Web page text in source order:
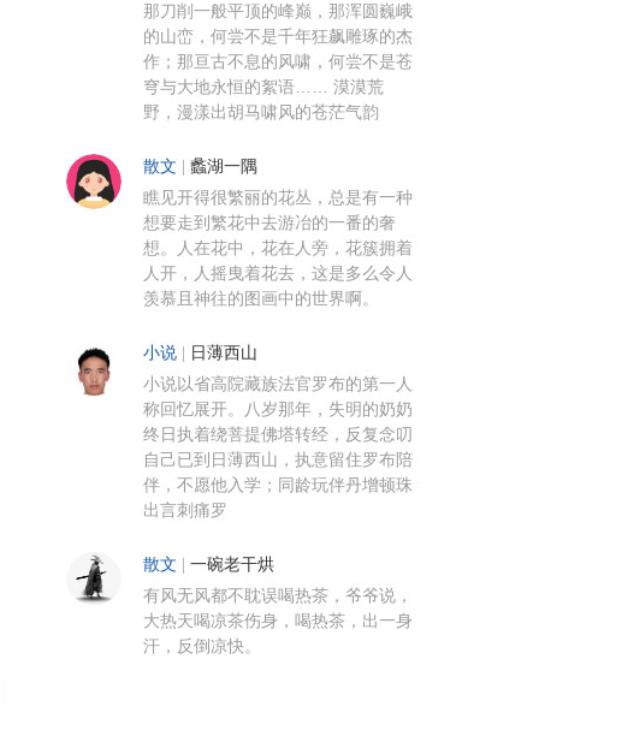
那刀削一般平顶的峰巅，那浑圆巍峨
的山峦，何尝不是千年狂飙雕琢的杰
作；那亘古不息的风啸，何尝不是苍
穹与大地永恒的絮语…… 漠漠荒
野，漫漾出胡马啸风的苍茫气韵
散文 蠡湖一隅
瞧见开得很繁丽的花丛，总是有一种
想要走到繁花中去游冶的一番的奢
想。人在花中，花在人旁，花簇拥着
人开，人摇曳着花去，这是多么令人
羡慕且神往的图画中的世界啊。
小说 日薄西山
小说以省高院藏族法官罗布的第一人
称回忆展开。八岁那年，失明的奶奶
终日执着绕菩提佛塔转经，反复念叨
自己已到日薄西山，执意留住罗布陪
伴，不愿他入学；同龄玩伴丹增顿珠
出言刺痛罗
散文 一碗老干烘
有风无风都不耽误喝热茶，爷爷说，
大热天喝凉茶伤身，喝热茶，出一身
汗，反倒凉快。